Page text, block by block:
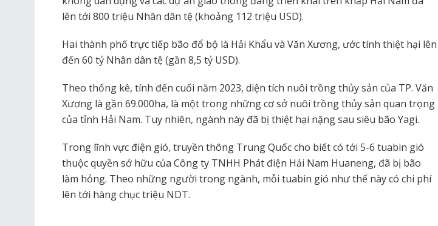
lên tới 800 triệu Nhân dân tệ (khoảng 112 triệu USD).
Hai thành phố trực tiếp bão đổ bộ là Hải Khẩu và Văn Xương, ước tính thiệt hại lên
đến 60 tỷ Nhân dân tệ (gần 8,5 tỷ USD).
Theo thống kê, tính đến cuối năm 2023, diện tích nuôi trồng thủy sản của TP. Văn
Xương là gần 69.000ha, là một trong những cơ sở nuôi trồng thủy sản quan trọng
của tỉnh Hải Nam. Tuy nhiên, ngành này đã bị thiệt hại nặng sau siêu bão Yagi.
Trong lĩnh vực điện gió, truyền thông Trung Quốc cho biết có tới 5-6 tuabin gió
thuộc quyền sở hữu của Công ty TNHH Phát điện Hải Nam Huaneng, đã bị bão
làm hỏng. Theo những người trong ngành, mỗi tuabin gió như thế này có chi phí
lên tới hàng chục triệu NDT.